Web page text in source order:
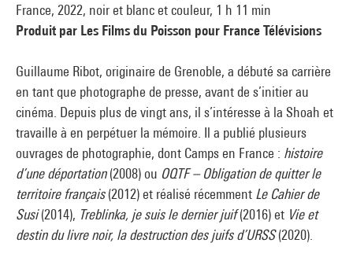
France, 2022, noir et blanc et couleur, 1 h 11 min
Produit par Les Films du Poisson pour France Télévisions
Guillaume Ribot, originaire de Grenoble, a débuté sa carrière
en tant que photographe de presse, avant de s’initier au
cinéma. Depuis plus de vingt ans, il s’intéresse à la Shoah et
travaille à en perpétuer la mémoire. Il a publié plusieurs
ouvrages de photographie, dont Camps en France : histoire
d’une déportation(2008) ou OQTF – Obligation de quitter le
territoire français(2012) et réalisé récemment Le Cahier de
Susi(2014), Treblinka, je suis le dernier juif(2016) et Vie et
destin du livre noir, la destruction des juifs d’URSS(2020).